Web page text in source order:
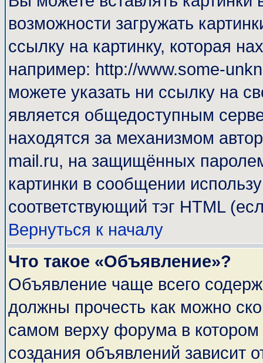
возможности загружать
ссылку на картинку, которая
например: http://www.some-
можете указать ни ссылку на
является общедоступным
находятся за механизмом
mail.ru, на защищённых
картинки в сообщении
соответствующий тэг HTML
Вернуться к началу
Что такое «Объявление»?
Объявление чаще всего
должны прочесть как можно
самом верху форума в
создания объявлений зависит